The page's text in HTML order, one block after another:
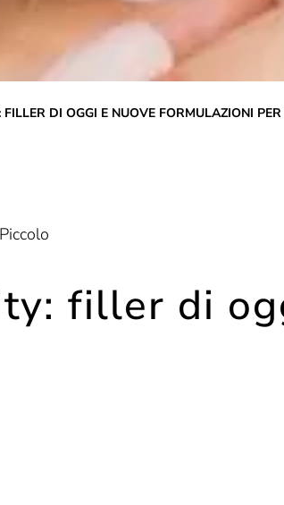
DI OGGI E NUOVE FORMULAZIONI
filler di